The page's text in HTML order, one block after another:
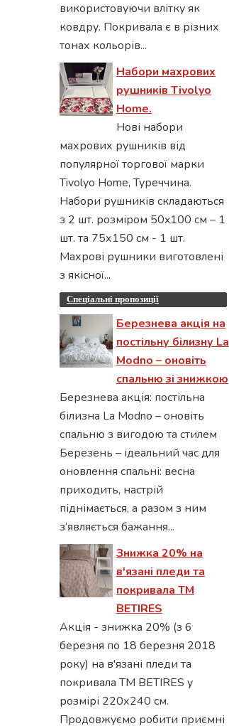
використовуючи влітку як
ковдру. Покривала є в різних
тонах кольорів...
Набори махрових
рушників Tivolyo
Home.
Нові набори
махрових рушників від
популярної торгової марки
Tivolyo Home, Туреччина.
Набори рушників складаються
з 2 шт. розміром 50x100 см – 1
шт. та 75х150 см - 1 шт.
Махрові рушники виготовлені
з якісної...
Спеціальні пропозиції
Березнева акція на
постільну білизну La
Modno – оновіть
спальню зі знижкою
Березнева акція: постільна
білизна La Modno – оновіть
спальню з вигодою та стилем
Березень – ідеальний час для
оновлення спальні: весна
приходить, настрій
піднімається, а разом з ним
з’являється бажання...
Знижка 20% на
в'язані пледи та
покривала ТМ
BETIRES
Акція - знижка 20% (з 6
березня по 18 березня 2018
року) на в'язані пледи та
покривала ТМ BETIRES у
розмірі 220х240 см.
Продовжуємо робити приємні